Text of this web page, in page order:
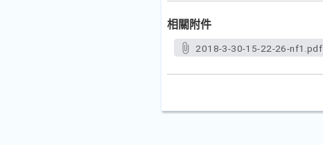
相關附件
2018-3-30-15-22-26-nf1.pdf